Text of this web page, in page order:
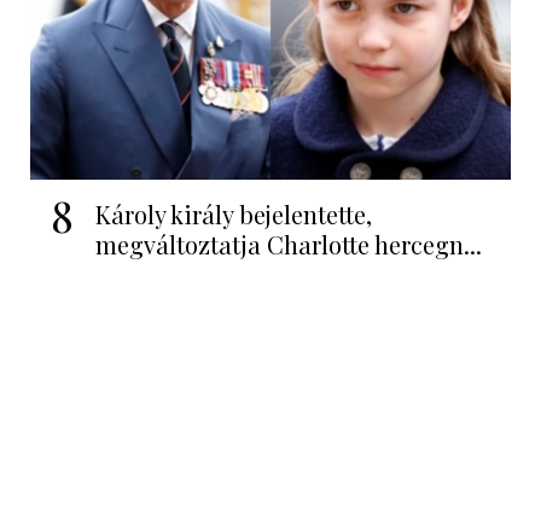
8
Károly király bejelentette,
megváltoztatja Charlotte hercegn...